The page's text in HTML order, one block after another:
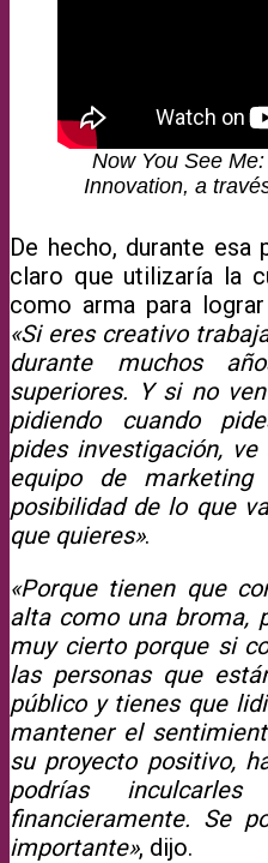
Now You See
Innovation, a
De hecho, durante esa
claro que utilizaría la
como arma para
«Si eres creativo
durante muchos
superiores. Y si no
pidiendo cuando
pides investigación,
equipo de
posibilidad de lo que
que quieres».
«Porque tienen que
alta como una broma,
muy cierto porque si
las personas que
público y tienes que
mantener el
su proyecto positivo,
podrías
financieramente. Se
importante», dijo.